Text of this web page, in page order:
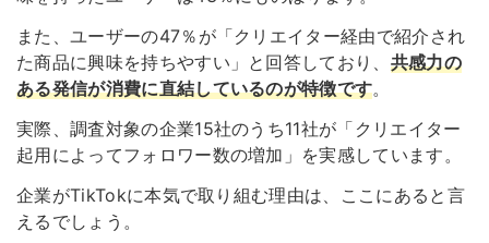
また、ユーザーの47％が「クリエイター経由で紹介され
た商品に興味を持ちやすい」と回答しており、 共感力の
ある発信が消費に直結しているのが特徴です。
実際、調査対象の企業15社のうち11社が「クリエイター
起用によってフォロワー数の増加」を実感しています。
企業がTikTokに本気で取り組む理由は、ここにあると言
えるでしょう。